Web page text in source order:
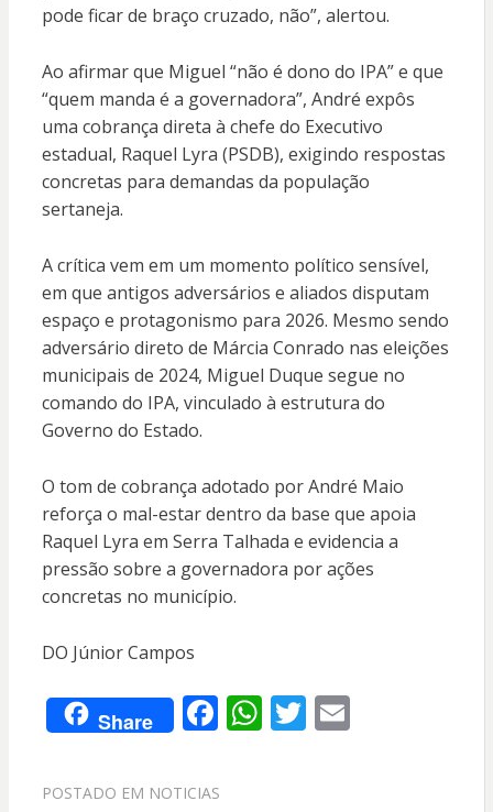
pode ficar de braço cruzado, não”, alertou.
Ao afirmar que Miguel “não é dono do IPA” e que
“quem manda é a governadora”, André expôs
uma cobrança direta à chefe do Executivo
estadual, Raquel Lyra (PSDB), exigindo respostas
concretas para demandas da população
sertaneja.
A crítica vem em um momento político sensível,
em que antigos adversários e aliados disputam
espaço e protagonismo para 2026. Mesmo sendo
adversário direto de Márcia Conrado nas eleições
municipais de 2024, Miguel Duque segue no
comando do IPA, vinculado à estrutura do
Governo do Estado.
O tom de cobrança adotado por André Maio
reforça o mal-estar dentro da base que apoia
Raquel Lyra em Serra Talhada e evidencia a
pressão sobre a governadora por ações
concretas no município.
DO Júnior Campos
Share F
ac
e
W
h
T
w
E
POSTADO EM NOTICIAS